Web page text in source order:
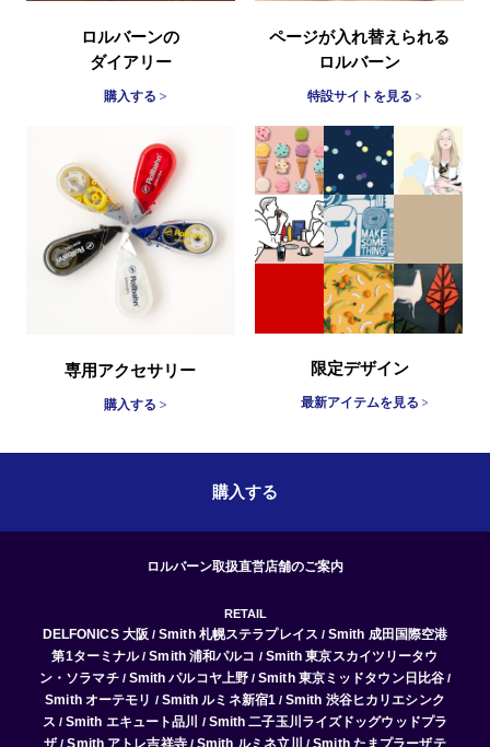
ロルバーンの
ダイアリー
購入する
ページが入れ替えられる
ロルバーン
特設サイトを見る
専用アクセサリー
購入する
限定デザイン
最新アイテムを見る
購入する
ロルバーン取扱直営店舗のご案内
RETAIL
DELFONICS 大阪 /Smith 札幌ステラプレイス / Smith 成田国際空港
第1ターミナル/Smith 浦和パルコ / Smith 東京スカイツリータウ
ン・ソラマチ/ Smith パルコヤ上野 /Smith 東京ミッドタウン日比谷 /
Smith オーテモリ / Smith ルミネ新宿1 / Smith 渋谷ヒカリエシンク
ス /Smith エキュート品川 / Smith 二子玉川ライズドッグウッドプラ
ザ/Smith アトレ吉祥寺/ Smith ルミネ立川 /Smith たまプラーザテ